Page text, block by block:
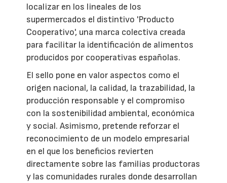
localizar en los lineales de los
supermercados el distintivo 'Producto
Cooperativo', una marca colectiva creada
para facilitar la identificación de alimentos
producidos por cooperativas españolas.
El sello pone en valor aspectos como el
origen nacional, la calidad, la trazabilidad, la
producción responsable y el compromiso
con la sostenibilidad ambiental, económica
y social. Asimismo, pretende reforzar el
reconocimiento de un modelo empresarial
en el que los beneficios revierten
directamente sobre las familias productoras
y las comunidades rurales donde desarrollan